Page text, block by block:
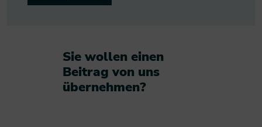
Sie wollen einen
Beitrag von uns
übernehmen?​